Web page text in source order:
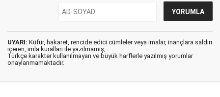
UYARI: Küfür, hakaret, rencide edici cümleler veya imalar, inançlara saldırı
içeren, imla kuralları ile yazılmamış,
Türkçe karakter kullanılmayan ve büyük harflerle yazılmış yorumlar
onaylanmamaktadır.